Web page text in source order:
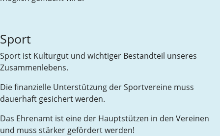
Sport
Sport ist Kulturgut und wichtiger Bestandteil unseres
Zusammenlebens.
Die finanzielle Unterstützung der Sportvereine muss
dauerhaft gesichert werden.
Das Ehrenamt ist eine der Hauptstützen in den Vereinen
und muss stärker gefördert werden!